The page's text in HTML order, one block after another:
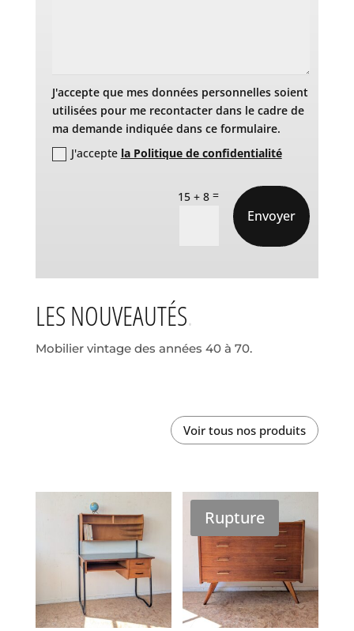
J'accepte que mes données personnelles soient
utilisées pour me recontacter dans le cadre de
ma demande indiquée dans ce formulaire.
J'accepte la Politique de confidentialité
15 + 8 =
Envoyer
LES NOUVEAUTÉS
Mobilier vintage des années 40 à 70.
Voir tous nos produits
Rupture